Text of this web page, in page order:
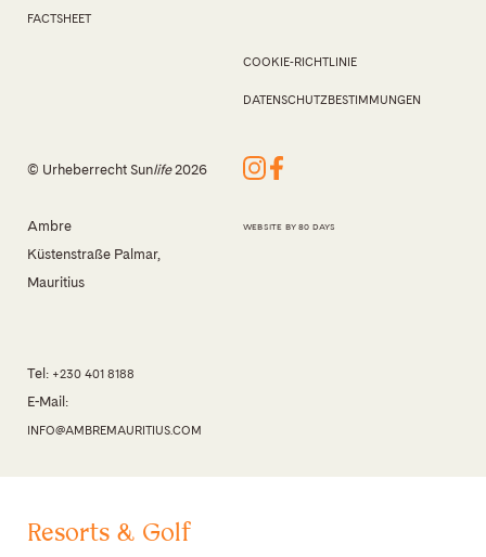
FACTSHEET
COOKIE-RICHTLINIE
DATENSCHUTZBESTIMMUNGEN
© Urheberrecht Sunlife2026
Ambre
Küstenstraße Palmar,
Mauritius
Tel: +230 401 8188
E-Mail:
INFO@AMBREMAURITIUS.COM
WEBSITE BY 80 DAYS
Resorts & Golf